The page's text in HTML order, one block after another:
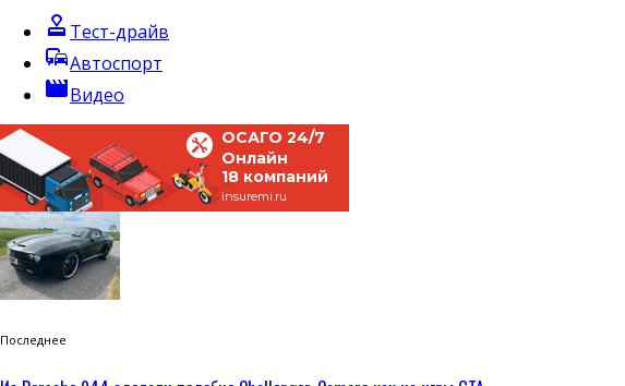
approval Тест-драйв
commuteАвтоспорт
movieВидео
ОСАГО 24/7
Онлайн
18 компаний
insuremi.ru
Последнее